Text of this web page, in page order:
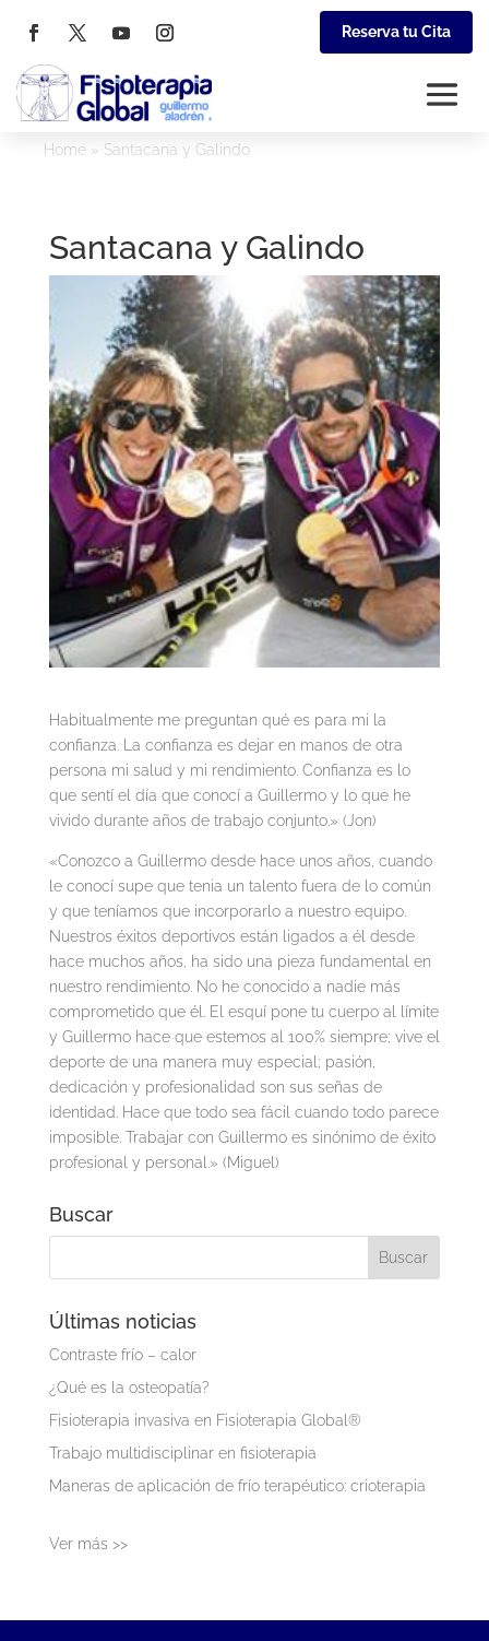
Reserva tu Cita
Home » Santacana y Galindo
Santacana y Galindo
Habitualmente me preguntan qué es para mi la
confianza. La confianza es dejar en manos de otra
persona mi salud y mi rendimiento. Confianza es lo
que sentí el día que conocí a Guillermo y lo que he
vivido durante años de trabajo conjunto.» (Jon)
«Conozco a Guillermo desde hace unos años, cuando
le conocí supe que tenia un talento fuera de lo común
y que teníamos que incorporarlo a nuestro equipo.
Nuestros éxitos deportivos están ligados a él desde
hace muchos años, ha sido una pieza fundamental en
nuestro rendimiento. No he conocido a nadie más
comprometido que él. El esquí pone tu cuerpo al límite
y Guillermo hace que estemos al 100% siempre; vive el
deporte de una manera muy especial; pasión,
dedicación y profesionalidad son sus señas de
identidad. Hace que todo sea fácil cuando todo parece
imposible. Trabajar con Guillermo es sinónimo de éxito
profesional y personal.» (Miguel)
Buscar
Últimas noticias
Contraste frío – calor
¿Qué es la osteopatía?
Fisioterapia invasiva en Fisioterapia Global®
Trabajo multidisciplinar en fisioterapia
Maneras de aplicación de frío terapéutico: crioterapia
Ver más >>